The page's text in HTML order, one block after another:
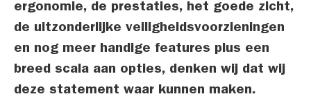
ergonomie, de prestaties, het goede zicht,
de uitzonderlijke veiligheidsvoorzieningen
en nog meer handige features plus een
breed scala aan opties, denken wij dat wij
deze statement waar kunnen maken.